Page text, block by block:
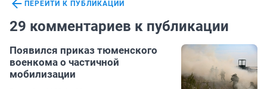
ПЕРЕЙТИ К ПУБЛИКАЦИИ
29 комментариев к публикации
Появился приказ тюменского
военкома о частичной
мобилизации